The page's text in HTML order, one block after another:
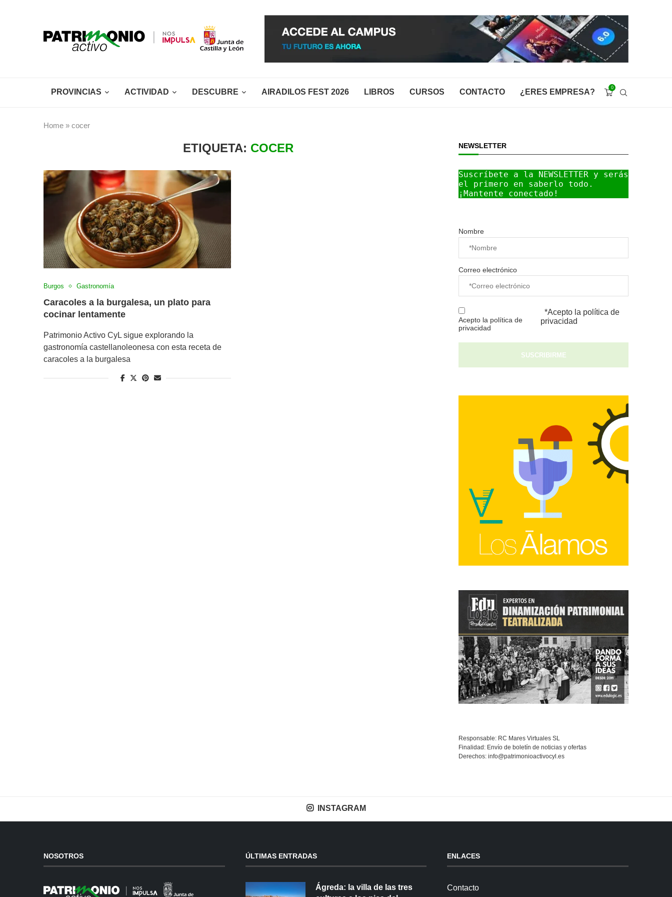
PROVINCIAS ACTIVIDAD DESCUBRE AIRADILOS FEST 2026 LIBROS CURSOS CONTACTO ¿ERES EMPRESA? 0
Home » cocer
ETIQUETA: COCER
Burgos Gastronomía
Caracoles a la burgalesa, un plato para
cocinar lentamente
Patrimonio Activo CyL sigue explorando la
gastronomía castellanoleonesa con esta receta de
caracoles a la burgalesa
NEWSLETTER
Suscríbete a la NEWSLETTER y serás
el primero en saberlo todo.
¡Mantente conectado!
Nombre
Correo electrónico
Acepto la política de
privacidad
*Acepto la política de
privacidad
Responsable: RC Mares Virtuales SL
Finalidad: Envío de boletín de noticias y ofertas
Derechos: info@patrimonioactivocyl.es
INSTAGRAM
NOSOTROS ÚLTIMAS ENTRADAS
Ágreda: la villa de las tres
ENLACES
Contacto